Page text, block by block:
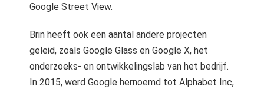
Google Street View.
Brin heeft ook een aantal andere projecten
geleid, zoals Google Glass en Google X, het
onderzoeks- en ontwikkelingslab van het bedrijf.
In 2015, werd Google hernoemd tot Alphabet Inc,